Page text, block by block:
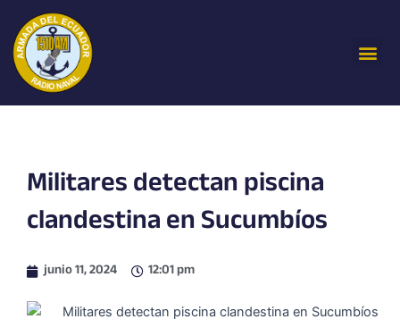
contenido
Militares detectan piscina
clandestina en Sucumbíos
junio 11, 2024 12:01 pm